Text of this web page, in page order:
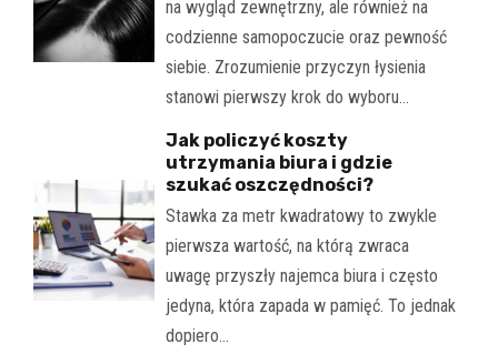
na wygląd zewnętrzny, ale również na
codzienne samopoczucie oraz pewność
siebie. Zrozumienie przyczyn łysienia
stanowi pierwszy krok do wyboru…
Jak policzyć koszty
utrzymania biura i gdzie
szukać oszczędności?
Stawka za metr kwadratowy to zwykle
pierwsza wartość, na którą zwraca
uwagę przyszły najemca biura i często
jedyna, która zapada w pamięć. To jednak
dopiero…